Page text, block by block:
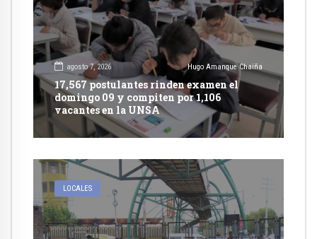
agosto 7, 2026 Hugo Amanque Chaiña
17,567 postulantes rinden examen el
domingo 09 y compiten por 1,106
vacantes en la UNSA
LOCALES